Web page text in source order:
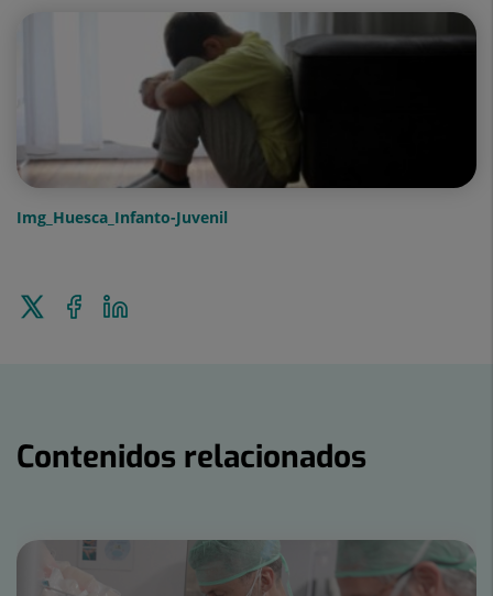
Img_Huesca_Infanto-Juvenil
Enviar
Compartir
en
Contenidos relacionados